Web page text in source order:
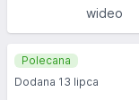
wideo
Polecana
Dodana 13 lipca